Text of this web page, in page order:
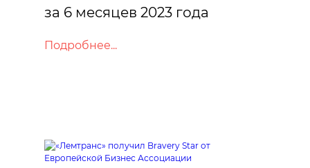
за 6 месяцев 2023 года
Подробнее...